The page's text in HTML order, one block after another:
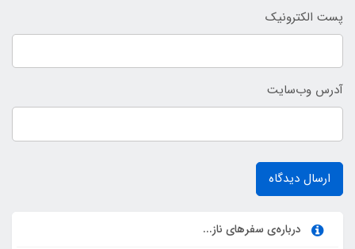
پست الکترونیک
آدرس وب‌سایت
ارسال دیدگاه
درباره‌ی سفرهای ناز...